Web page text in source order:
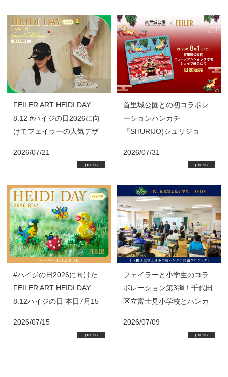
FEILER ART HEIDI DAY
8.12 #ハイジの日2026に向
けてフェイラーの人気デザ
月新作商品が登場！
2026/07/21
press
首里城公園との初コラボレ
ーションハンカチ
『SHURIJO(シュリジョ
ージアムショップ球陽」・
ショップ「紅型」にて限定
販売 フェイラーではハン
カチの売上の一部を首里城
基金に寄付
2026/07/31
press
#ハイジの日2026に向けた
FEILER ART HEIDI DAY
8.12ハイジの日 本日7月15
2026/07/15
press
フェイラーと小学生のコラ
ボレーション第3弾！千代田
区立富士見小学校とハンカ
2026/07/09
press